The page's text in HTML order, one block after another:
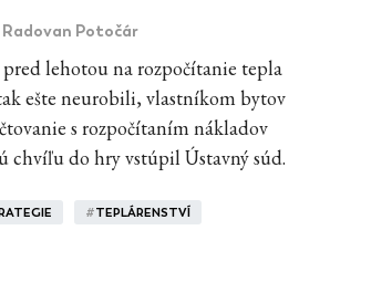
Radovan Potočár
lehotou na rozpočítanie tepla
ešte neurobili, vlastníkom bytov
s rozpočítaním nákladov
chvíľu do hry vstúpil Ústavný súd.
#TEPLÁRENSTVÍ